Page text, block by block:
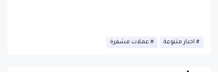
اخبار متنوعة عملات مشفرة